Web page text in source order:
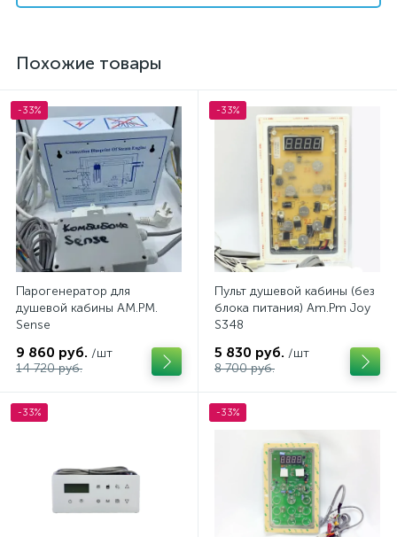
Похожие товары
-33%
Парогенератор для
душевой кабины AM.PM.
Sense
9 860 руб. /шт
14 720 руб.
-33%
Пульт душевой кабины (без
блока питания) Am.Pm Joy
S348
5 830 руб. /шт
8 700 руб.
-33% -33%